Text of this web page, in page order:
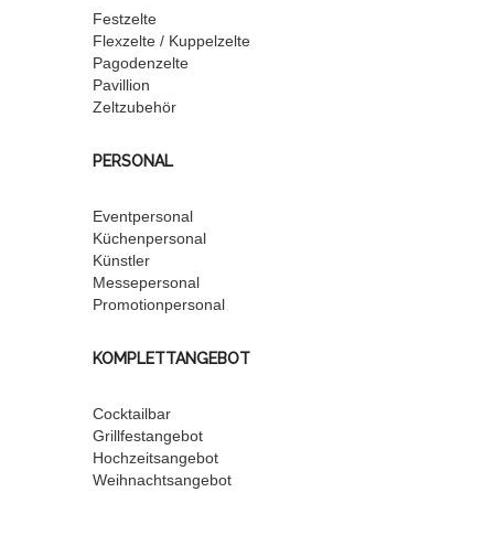
Festzelte
Flexzelte / Kuppelzelte
Pagodenzelte
Pavillion
Zeltzubehör
PERSONAL
Eventpersonal
Küchenpersonal
Künstler
Messepersonal
Promotionpersonal
KOMPLETTANGEBOT
Cocktailbar
Grillfestangebot
Hochzeitsangebot
Weihnachtsangebot